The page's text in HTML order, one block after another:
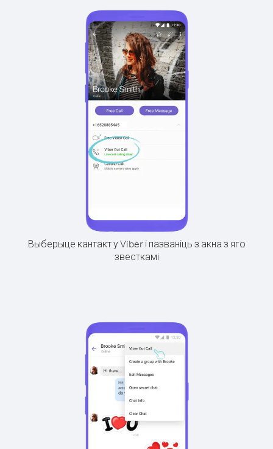
Выберыце кантакт у Viber і пазваніць з акна з яго
звесткамі